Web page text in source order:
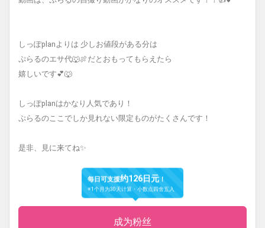
しっぽplanよりは 少しお値段がある分は
ぷらるのエサ代🐺🍖だとおもってもらえたら
嬉しいです💕🐺
しっぽplanはかなり人気であり！
ぷらるのここでしか見れない限定ものがたくさんです！
是非、見に来てね✨
每日可支援约126日元 ！
※1个月为30天计算・小数点四舍五入
成为粉丝